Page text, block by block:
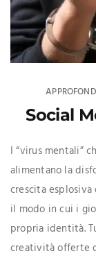
Social
I “virus mentali”
alimentano la
crescita
il modo in cui i
propria identità.
creatività offerte